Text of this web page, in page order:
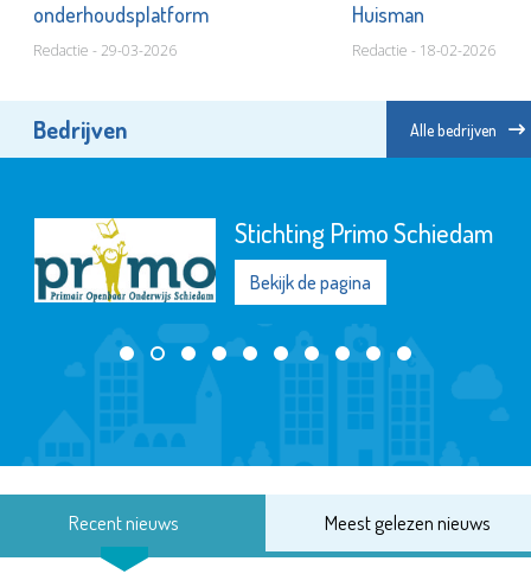
onderhoudsplatform
Redactie - 29-03-2026
Huisman
Redactie - 18-02-2026
Bedrijven Alle bedrijven
Stichting Primo Schiedam
Bekijk de pagina
Recent nieuws Meest gelezen nieuws